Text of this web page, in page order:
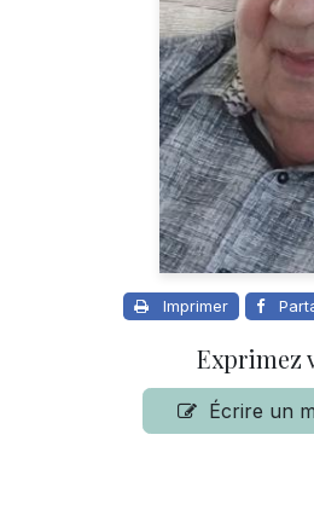
Imprimer
Exprimez
Écrire un